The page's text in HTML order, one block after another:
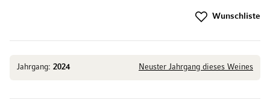
Jahrgang: 2024 Neuster Jahrgang dieses Weines
Wunschliste